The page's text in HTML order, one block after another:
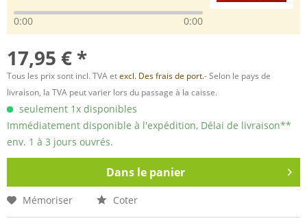
0:00 0:00
17,95 € *
Tous les prix sont incl. TVA etexcl. Des frais de port.- Selon le pays de
livraison, la TVA peut varier lors du passage à la caisse.
seulement 1x disponibles
Immédiatement disponible à l'expédition, Délai de livraison**
env. 1 à 3 jours ouvrés.
Dans le panier
Mémoriser Coter